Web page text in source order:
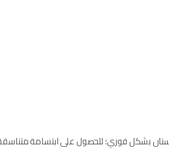
بشكل فوري؛ للحصول على ابتسامة